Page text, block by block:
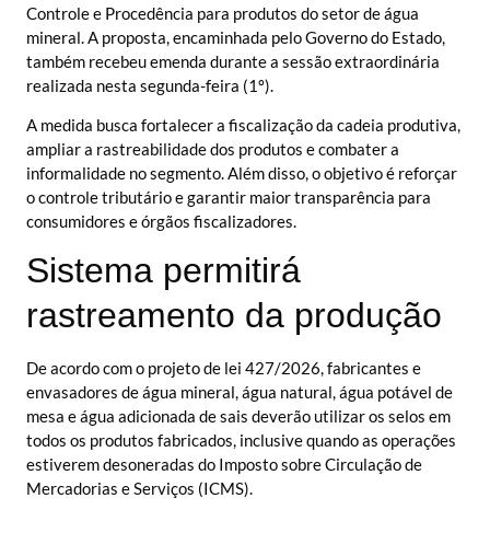
Controle e Procedência para produtos do setor de água
mineral. A proposta, encaminhada pelo Governo do Estado,
também recebeu emenda durante a sessão extraordinária
realizada nesta segunda-feira (1º).
A medida busca fortalecer a fiscalização da cadeia produtiva,
ampliar a rastreabilidade dos produtos e combater a
informalidade no segmento. Além disso, o objetivo é reforçar
o controle tributário e garantir maior transparência para
consumidores e órgãos fiscalizadores.
Sistema permitirá
rastreamento da produção
De acordo com o projeto de lei 427/2026, fabricantes e
envasadores de água mineral, água natural, água potável de
mesa e água adicionada de sais deverão utilizar os selos em
todos os produtos fabricados, inclusive quando as operações
estiverem desoneradas do Imposto sobre Circulação de
Mercadorias e Serviços (ICMS).